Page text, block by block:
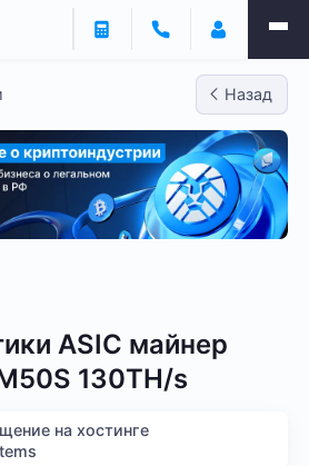
Назад
ASIC майнер
130TH/s
на хостинге